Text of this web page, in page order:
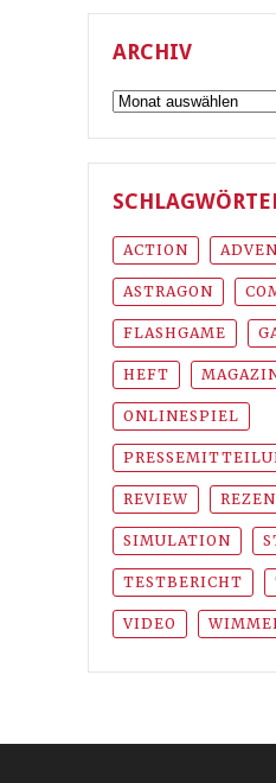
ARCHIV
Archiv
ACTION
ASTRAGON
FLASHGAME
HEFT
ONLINESPIEL
REVIEW
SIMULATION
TESTBERICHT
VIDEO